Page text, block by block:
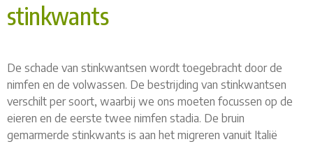
stinkwants
De schade van stinkwantsen wordt toegebracht door de
nimfen en de volwassen. De bestrijding van stinkwantsen
verschilt per soort, waarbij we ons moeten focussen op de
eieren en de eerste twee nimfen stadia. De bruin
gemarmerde stinkwants is aan het migreren vanuit Italië